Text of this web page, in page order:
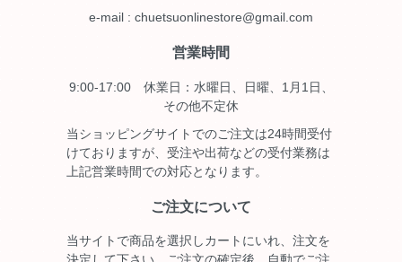
e-mail : chuetsuonlinestore@gmail.com
営業時間
9:00-17:00 休業日：水曜日、日曜、1月1日、
その他不定休
当ショッピングサイトでのご注文は24時間受付
けておりますが、受注や出荷などの受付業務は
上記営業時間での対応となります。
ご注文について
当サイトで商品を選択しカートにいれ、注文を